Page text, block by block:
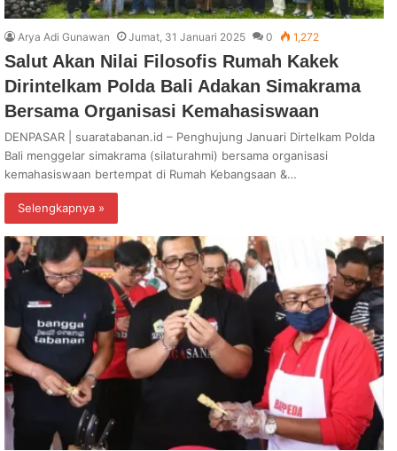
Arya Adi Gunawan Jumat, 31 Januari 2025 0 1,272
Salut Akan Nilai Filosofis Rumah Kakek
Dirintelkam Polda Bali Adakan Simakrama
Bersama Organisasi Kemahasiswaan
DENPASAR | suaratabanan.id – Penghujung Januari Dirtelkam Polda
Bali menggelar simakrama (silaturahmi) bersama organisasi
kemahasiswaan bertempat di Rumah Kebangsaan &…
Selengkapnya »